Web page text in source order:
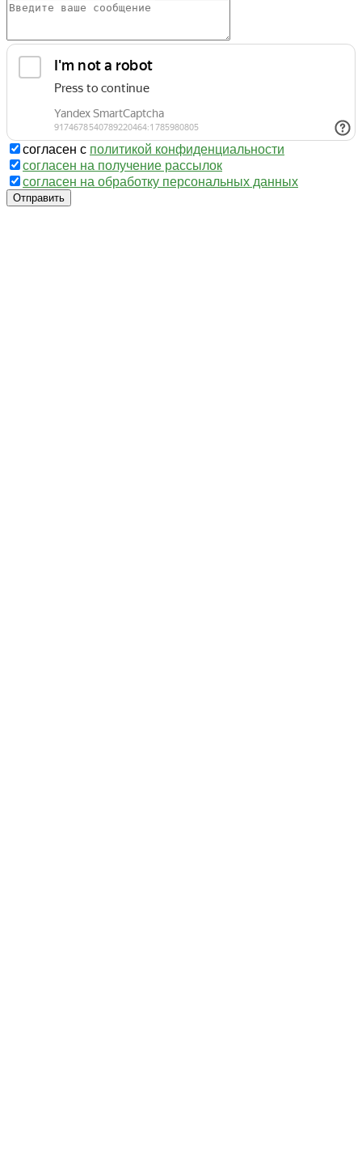
согласен с политикой конфиденциальности
согласен на получение рассылок
согласен на обработку персональных данных
Отправить